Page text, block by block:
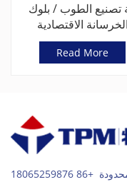
تصنيع الطوب / بلوك
الخرسانة الاقتصادية
(TPM4000)
Read More
شركة فوجيان تيباي للآلات المحدودة +86 18065259876